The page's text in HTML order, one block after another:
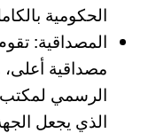
الحكومية
المصداقية:
مصداقية أعلى،
الرسمي لمكتب
الذي يجعل